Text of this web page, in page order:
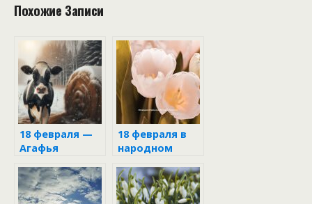
Похожие Записи
18 февраля —
Агафья
18 февраля в
народном